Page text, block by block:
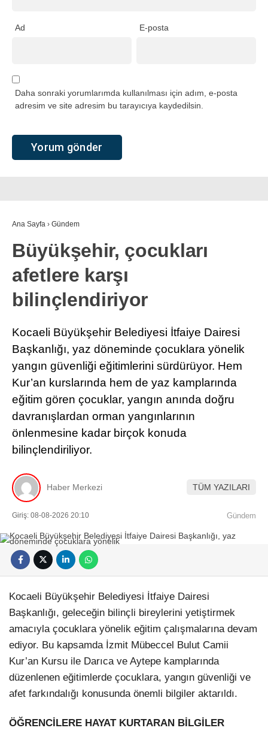
Ad E-posta
Daha sonraki yorumlarımda kullanılması için adım, e-posta
adresim ve site adresim bu tarayıcıya kaydedilsin.
Ana Sayfa › Gündem
Büyükşehir, çocukları
afetlere karşı
bilinçlendiriyor
Kocaeli Büyükşehir Belediyesi İtfaiye Dairesi
Başkanlığı, yaz döneminde çocuklara yönelik
yangın güvenliği eğitimlerini sürdürüyor. Hem
Kur’an kurslarında hem de yaz kamplarında
eğitim gören çocuklar, yangın anında doğru
davranışlardan orman yangınlarının
önlenmesine kadar birçok konuda
bilinçlendiriliyor.
Haber Merkezi TÜM YAZILARI
Giriş: 08-08-2026 20:10 Gündem
Kocaeli Büyükşehir Belediyesi İtfaiye Dairesi
Başkanlığı, geleceğin bilinçli bireylerini yetiştirmek
amacıyla çocuklara yönelik eğitim çalışmalarına devam
ediyor. Bu kapsamda İzmit Mübeccel Bulut Camii
Kur’an Kursu ile Darıca ve Aytepe kamplarında
düzenlenen eğitimlerde çocuklara, yangın güvenliği ve
afet farkındalığı konusunda önemli bilgiler aktarıldı.
ÖĞRENCİLERE HAYAT KURTARAN BİLGİLER